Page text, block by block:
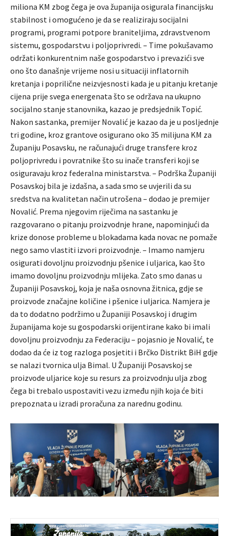
miliona KM zbog čega je ova županija osigurala financijsku
stabilnost i omogućeno je da se realiziraju socijalni
programi, programi potpore braniteljima, zdravstvenom
sistemu, gospodarstvu i poljoprivredi. – Time pokušavamo
održati konkurentnim naše gospodarstvo i prevazići sve
ono što današnje vrijeme nosi u situaciji inflatornih
kretanja i poprilične neizvjesnosti kada je u pitanju kretanje
cijena prije svega energenata što se održava na ukupno
socijalno stanje stanovnika, kazao je predsjednik Topić.
Nakon sastanka, premijer Novalić je kazao da je u posljednje
tri godine, kroz grantove osigurano oko 35 milijuna KM za
Županiju Posavsku, ne računajući druge transfere kroz
poljoprivredu i povratnike što su inače transferi koji se
osiguravaju kroz federalna ministarstva. – Podrška Županiji
Posavskoj bila je izdašna, a sada smo se uvjerili da su
sredstva na kvalitetan način utrošena – dodao je premijer
Novalić. Prema njegovim riječima na sastanku je
razgovarano o pitanju proizvodnje hrane, napominjući da
krize donose probleme u blokadama kada novac ne pomaže
nego samo vlastiti izvori proizvodnje. – Imamo namjeru
osigurati dovoljnu proizvodnju pšenice i uljarica, kao što
imamo dovoljnu proizvodnju mlijeka. Zato smo danas u
Županiji Posavskoj, koja je naša osnovna žitnica, gdje se
proizvode značajne količine i pšenice i uljarica. Namjera je
da to dodatno podržimo u Županiji Posavskoj i drugim
županijama koje su gospodarski orijentirane kako bi imali
dovoljnu proizvodnju za Federaciju – pojasnio je Novalić, te
dodao da će iz tog razloga posjetiti i Brčko Distrikt BiH gdje
se nalazi tvornica ulja Bimal. U Županiji Posavskoj se
proizvode uljarice koje su resurs za proizvodnju ulja zbog
čega bi trebalo uspostaviti vezu između njih koja će biti
prepoznata u izradi proračuna za narednu godinu.